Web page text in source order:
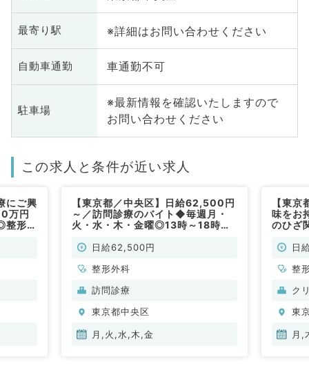
最寄り駅 ※詳細はお問い合わせください
自動車通勤 車通勤不可
駐車場
※最新情報を確認いたしますので
お問い合わせください
この求人と条件が近い求人
にご興
万円
整形外
【東京都／中央区】日給62,500円
～／訪問診療のバイト◆毎週月・
火・水・木・金曜◎13時～18時の
リニックです（整形外科／非常勤）
日給62,500円
整形外科
訪問診療
東京都中央区
月,火,水,木,金
【東
味をお
のひざ
相談
勤）
日
整
ク
東
月,